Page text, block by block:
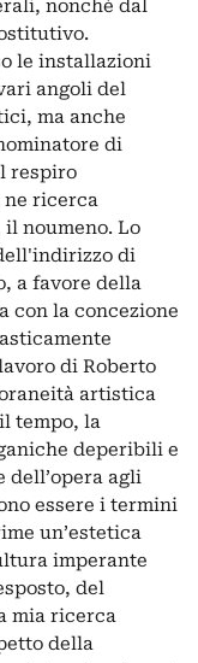
nonché dal
le installazioni
angoli del
ma anche
di
respiro
ricerca
noumeno. Lo
di
a favore della
con la concezione
di Roberto
artistica
tempo, la
deperibili e
dell’opera agli
essere i termini
un’estetica
imperante
del
mia ricerca
della